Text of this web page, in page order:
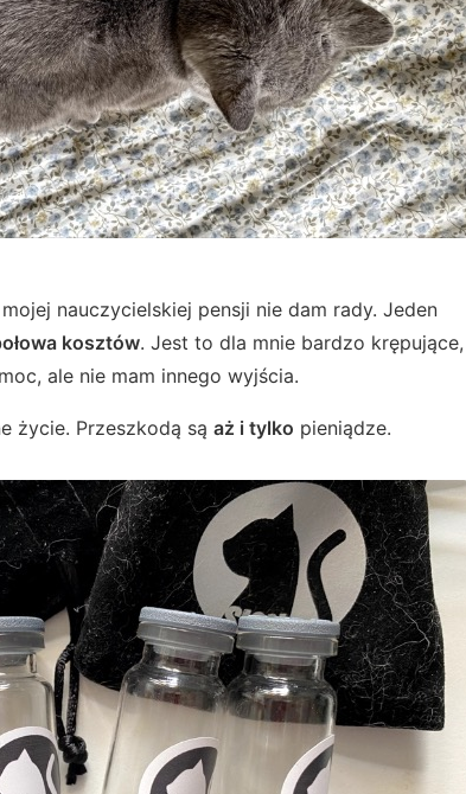
nauczycielskiej pensji nie dam rady. Jeden
kosztów. Jest to dla mnie bardzo krępujące,
ale nie mam innego wyjścia.
życie. Przeszkodą są aż i tylko pieniądze.